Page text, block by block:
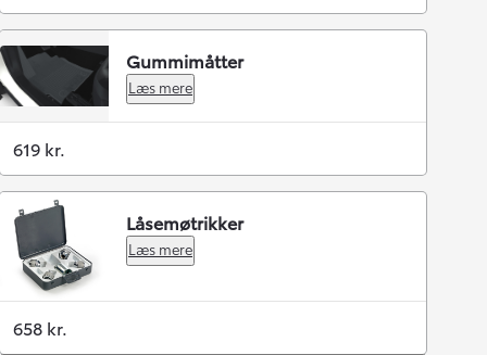
Gummimåtter
Læs mere
619 kr.
Låsemøtrikker
Læs mere
658 kr.